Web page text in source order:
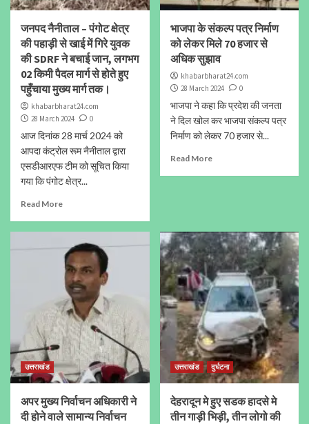
जनपद नैनीताल – पंगोट क्षेत्र
की पहाड़ी से खाई में गिरे युवक
की SDRF ने बचाई जान, लगभग
02 किमी पैदल मार्ग से होते हुए
पहुँचाया मुख्य मार्ग तक।
khabarbharat24.com
28 March 2024
0
आज दिनांक 28 मार्च 2024 को
आपदा कंट्रोल रूम नैनीताल द्वारा
एसडीआरएफ टीम को सूचित किया
गया कि पंगोट क्षेत्र...
Read More
भाजपा के संकल्प पत्र निर्माण
को लेकर मिले 70 हजार से
अधिक सुझाव
khabarbharat24.com
28 March 2024
0
भाजपा ने कहा कि प्रदेश की जनता
ने दिल खोल कर भाजपा संकल्प पत्र
निर्माण को लेकर 70 हजार से...
Read More
उत्तराखंड
अपर मुख्य निर्वाचन अधिकारी ने
दी होने वाले सामान्य निर्वाचन
उत्तराखंड दुर्घटना
देहरादून मे हुए सडक हादसे मे
तीन गाड़ी भिड़ी, तीन लोगो की